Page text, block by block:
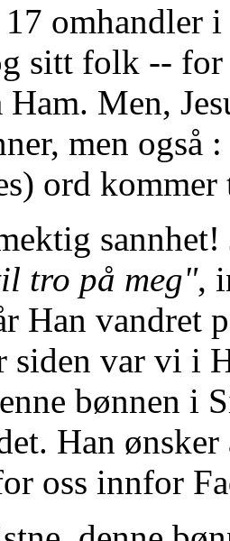
omhandler
sitt folk -- for
Ham. Men,
men også
ord
sannhet!
tro på meg",
Han vandret
siden var vi i
bønnen i
Han
oss innfor